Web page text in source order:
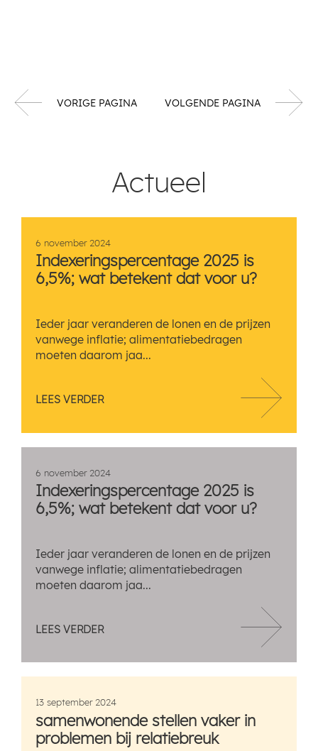
VORIGE PAGINA VOLGENDE PAGINA
Actueel
6 november 2024
Indexeringspercentage 2025 is
6,5%; wat betekent dat voor u?
Ieder jaar veranderen de lonen en de prijzen
vanwege inflatie; alimentatiebedragen
moeten daarom jaa...
LEES VERDER
6 november 2024
Indexeringspercentage 2025 is
6,5%; wat betekent dat voor u?
Ieder jaar veranderen de lonen en de prijzen
vanwege inflatie; alimentatiebedragen
moeten daarom jaa...
LEES VERDER
13 september 2024
samenwonende stellen vaker in
problemen bij relatiebreuk